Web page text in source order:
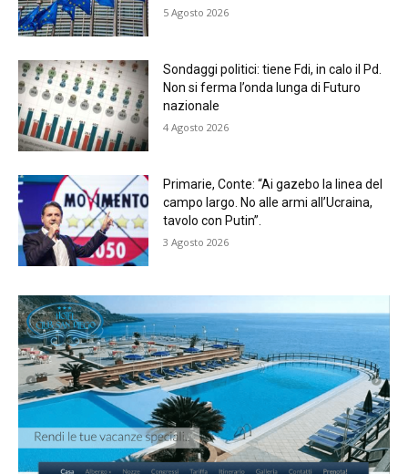
5 Agosto 2026
Sondaggi politici: tiene Fdi, in calo il Pd.
Non si ferma l’onda lunga di Futuro
nazionale
4 Agosto 2026
Primarie, Conte: “Ai gazebo la linea del
campo largo. No alle armi all’Ucraina,
tavolo con Putin”.
3 Agosto 2026